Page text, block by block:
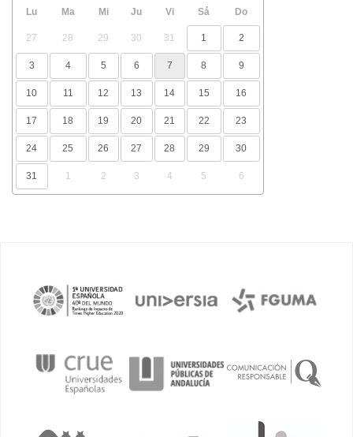
Lu Ma Mi Ju Vi Sá Do
27 28 29 30 31 1 2
3 4 5 6 7 8 9
10 11 12 13 14 15 16
17 18 19 20 21 22 23
24 25 26 27 28 29 30
31 1 2 3 4 5 6